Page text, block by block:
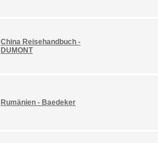
China Reisehandbuch -
DUMONT
Rumänien - Baedeker